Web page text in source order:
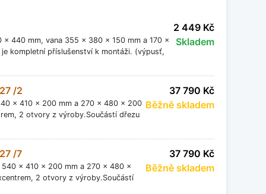
440 mm, vana 355 x 380 x 150 mm a 170 x
kompletní příslušenství k montáži. (výpusť,
2 449 Kč
Skladem
/2
x 410 x 200 mm a 270 x 480 x 200
2 otvory z výroby.Součástí dřezu
37 790 Kč
Běžně skladem
/7
540 x 410 x 200 mm a 270 x 480 x
2 otvory z výroby.Součástí
37 790 Kč
Běžně skladem